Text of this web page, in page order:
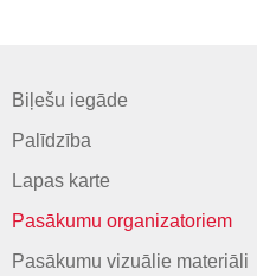
Biļešu iegāde
Palīdzība
Lapas karte
Pasākumu organizatoriem
Pasākumu vizuālie materiāli